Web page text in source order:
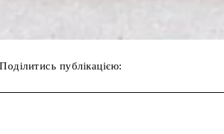
Поділитись публікацією: